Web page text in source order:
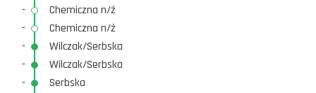
-
Chemiczna n/ż
-
Chemiczna n/ż
-
Wilczak/Serbska
-
Wilczak/Serbska
-
Serbska